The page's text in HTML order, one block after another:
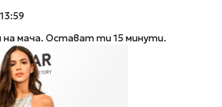
на мача. Остават ти 15 минути.